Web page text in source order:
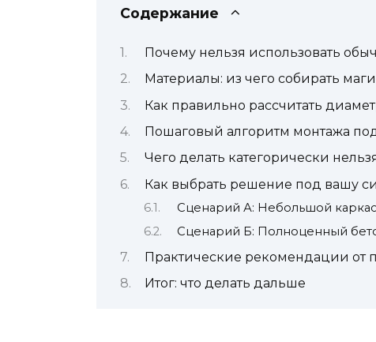
Содержание
Почему нельзя использовать
Материалы: из чего собирать
Как правильно рассчитать
Пошаговый алгоритм монтажа
Чего делать категорически
Как выбрать решение под вашу
Сценарий А: Небольшой
Сценарий Б: Полноценный
Практические рекомендации от
Итог: что делать дальше